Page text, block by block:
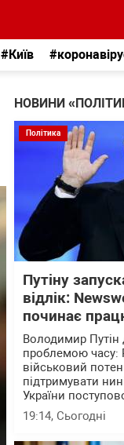
#Київ
НОВИНИ
Політика
Путіну
відлік:
починає
Володимир Путін
проблемою часу:
військовий
підтримувати
України
19:14, Сьогодні